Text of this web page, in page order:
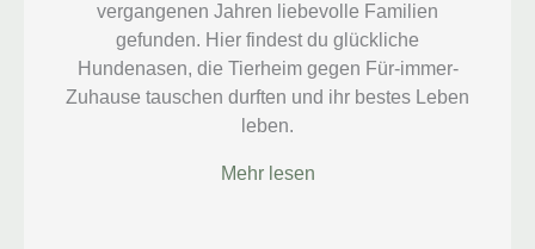
vergangenen Jahren liebevolle Familien
gefunden. Hier findest du glückliche
Hundenasen, die Tierheim gegen Für-immer-
Zuhause tauschen durften und ihr bestes Leben
leben.
Mehr lesen